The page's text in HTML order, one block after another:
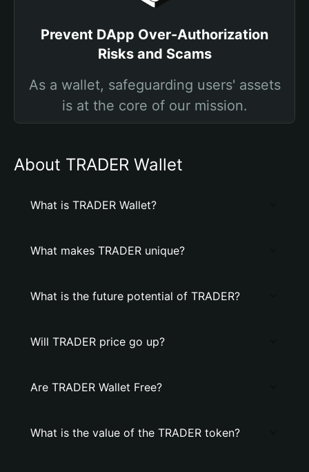
Prevent DApp Over-Authorization
Risks and Scams
As a wallet, safeguarding users' assets
is at the core of our mission.
About TRADER Wallet
What is TRADER Wallet?
What makes TRADER unique?
What is the future potential of TRADER?
Will TRADER price go up?
Are TRADER Wallet Free?
What is the value of the TRADER token?